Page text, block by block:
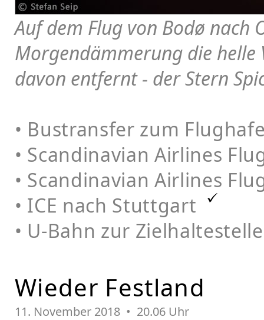
Auf dem Flug von Bodø nach
Morgendämmerung die helle
davon entfernt - der Stern
• Bustransfer zum
• Scandinavian Airlines
• Scandinavian Airlines
• ICE nach Stuttgart
• U-Bahn zur
Wieder Festland
11. November 2018 • 20.06 Uhr